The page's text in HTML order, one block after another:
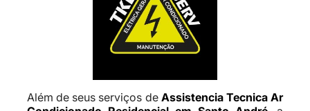
Além de seus serviços de Assistencia Tecnica Ar